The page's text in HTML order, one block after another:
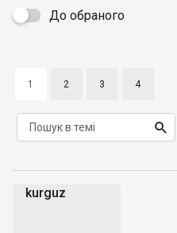
 До обраного
1 2 3 4

kurguz